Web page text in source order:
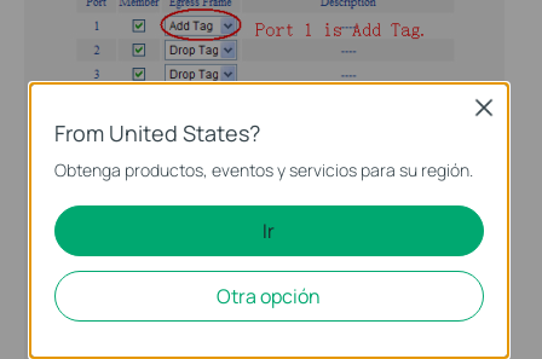
From United States?
Obtenga productos, eventos y servicios para su región.
Ir
Otra opción
Close